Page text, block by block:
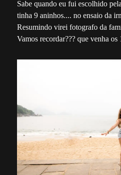
Sabe quando eu fui escolhido
tinha 9 aninhos.... no ensaio da
Resumindo virei fotografo da
Vamos recordar??? que venha os